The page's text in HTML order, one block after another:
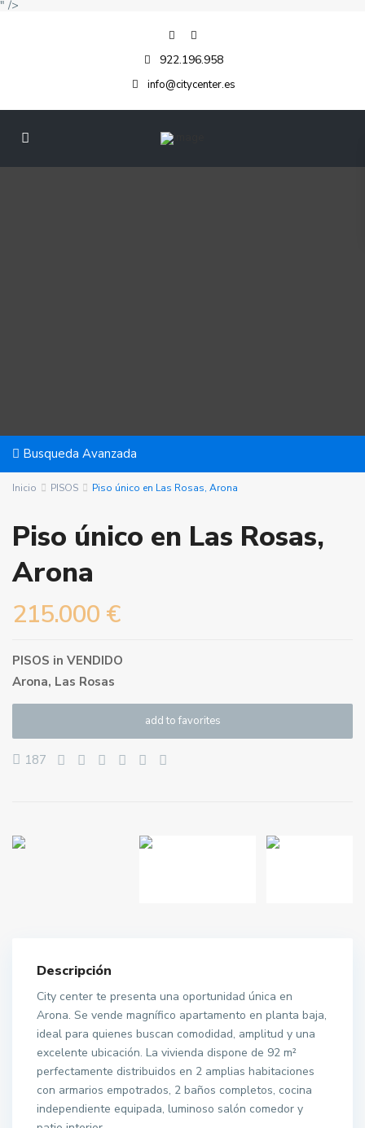
" />
922.196.958
info@citycenter.es
Busqueda Avanzada
Inicio PISOS Piso único en Las Rosas, Arona
Piso único en Las Rosas,
Arona
215.000 €
PISOS in VENDIDO
Arona, Las Rosas
add to favorites
187
Descripción
City center te presenta una oportunidad única en
Arona. Se vende magnífico apartamento en planta baja,
ideal para quienes buscan comodidad, amplitud y una
excelente ubicación. La vivienda dispone de 92 m²
perfectamente distribuidos en 2 amplias habitaciones
con armarios empotrados, 2 baños completos, cocina
independiente equipada, luminoso salón comedor y